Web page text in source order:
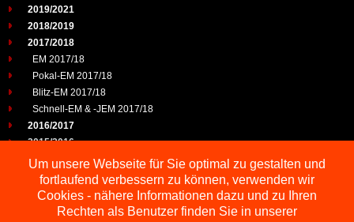
2019/2021
2018/2019
2017/2018
EM 2017/18
Pokal-EM 2017/18
Blitz-EM 2017/18
Schnell-EM & -JEM 2017/18
2016/2017
2015/2016
2014/2015
2013/2014
2012/2013
2011/2012
Um unsere Webseite für Sie optimal zu gestalten und
fortlaufend verbessern zu können, verwenden wir
Cookies - nähere Informationen dazu und zu Ihren
Rechten als Benutzer finden Sie in unserer